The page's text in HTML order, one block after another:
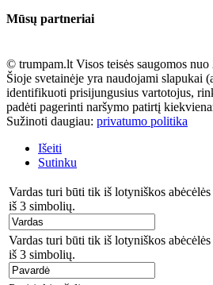
Mūsų partneriai
© trumpam.lt Visos teisės saugomos
Šioje svetainėje yra naudojami slapukai
identifikuoti prisijungusius vartotojus,
padėti pagerinti naršymo patirtį
Sužinoti daugiau: privatumo politika
Išeiti
Sutinku
Vardas turi būti tik iš lotyniškos
iš 3 simbolių.
Vardas turi būti tik iš lotyniškos
iš 3 simbolių.